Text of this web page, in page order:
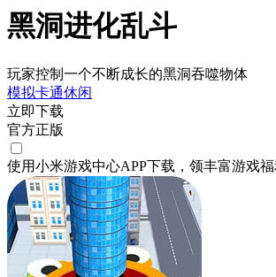
黑洞进化乱斗
玩家控制一个不断成长的黑洞吞噬物体
模拟卡通休闲
立即下载
官方正版
使用小米游戏中心APP下载 ，领丰富游戏福